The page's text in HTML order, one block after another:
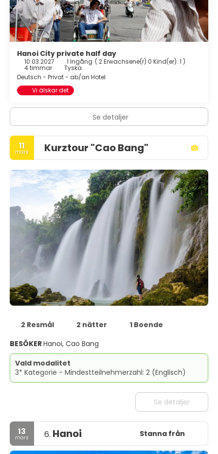
Hanoi City private half day
10.03.2027 1 Ingång ( 2 Erwachsene(r) 0 Kind(er): 1 )
4 timmar
Tyska
Deutsch - Privat - ab/an Hotel
Vi älskar det
Se detaljer
11
mars Kurztour "Cao Bang"
2 Resmål 2 nätter
1 Boende
BESÖKERHanoi, Cao Bang
Vald modalitet
3* Kategorie - Mindestteilnehmerzahl: 2 (Englisch)
Se detaljer
13
mars 6. Hanoi Stanna från